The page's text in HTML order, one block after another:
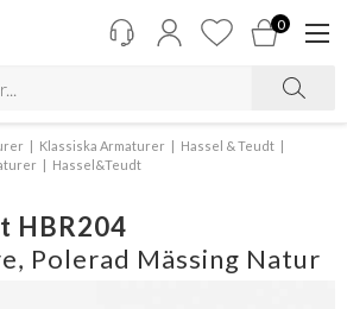
0
Klassiska Armaturer
Hassel & Teudt
Hassel&Teudt
HBR204
Polerad Mässing Natur